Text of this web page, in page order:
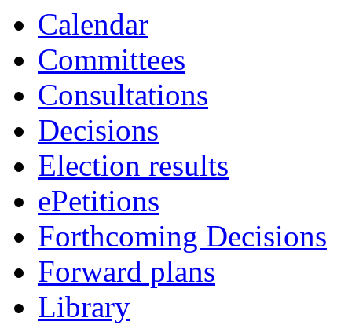
Calendar
Committees
Consultations
Decisions
Election results
ePetitions
Forthcoming Decisions
Forward plans
Library